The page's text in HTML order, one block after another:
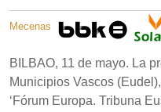
Mecenas
BILBAO, 11 de mayo. La
Municipios Vascos
‘Fórum Europa. Tribuna